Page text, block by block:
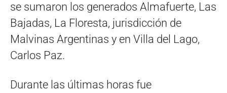
se sumaron los generados Almafuerte, Las
Bajadas, La Floresta, jurisdicción de
Malvinas Argentinas y en Villa del Lago,
Carlos Paz.
Durante las últimas horas fue